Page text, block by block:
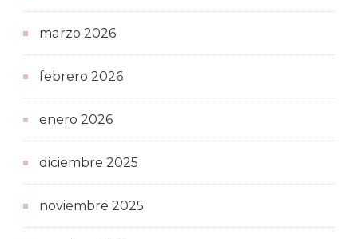
marzo 2026
febrero 2026
enero 2026
diciembre 2025
noviembre 2025